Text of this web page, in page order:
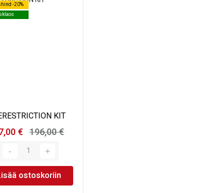
-20%
-20%
KIT
€ 196,00 €
ostoskoriin